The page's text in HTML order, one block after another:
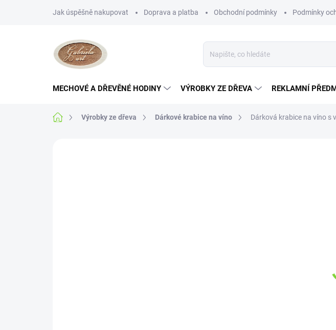
Jak úspěšně nakupovat Doprava a platba Obchodní podmínky Podmínky
MECHOVÉ A DŘEVĚNÉ HODINY VÝROBKY ZE DŘEVA REKLAMNÍ
Domů Výrobky ze dřeva Dárkové krabice na víno Dárková krabice na víno s